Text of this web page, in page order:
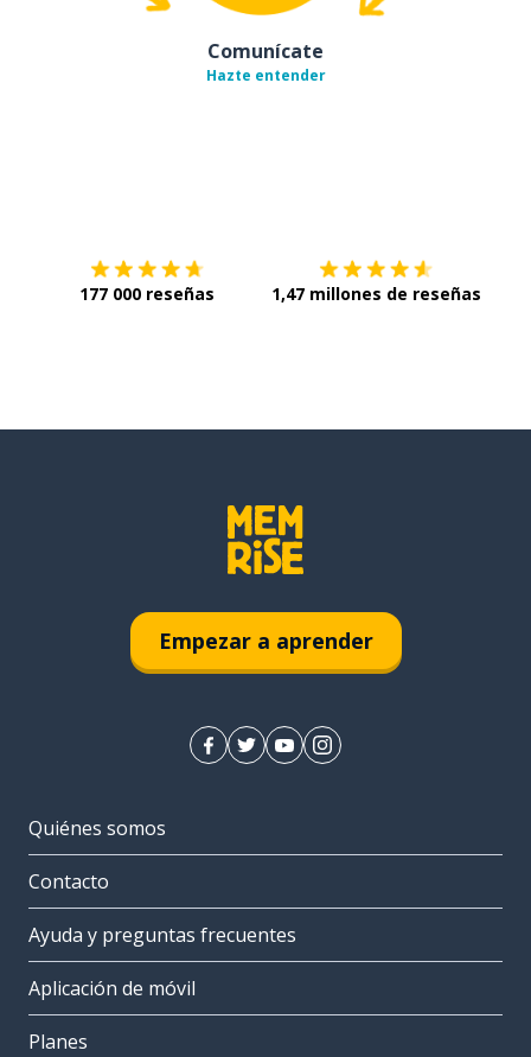
Comunícate
Hazte entender
177 000 reseñas 1,47 millones de reseñas
Empezar a aprender
Quiénes somos
Contacto
Ayuda y preguntas frecuentes
Aplicación de móvil
Planes